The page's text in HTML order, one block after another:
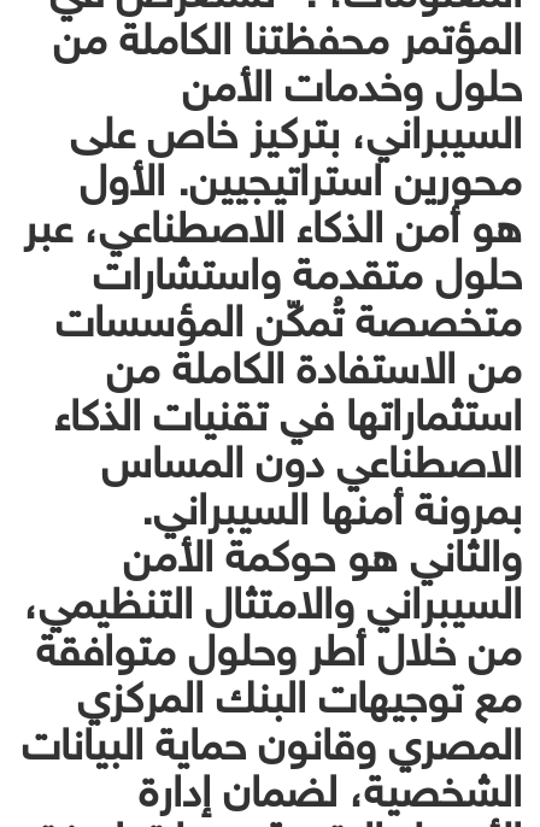
المؤتمر محفظتنا الكاملة من
حلول وخدمات الأمن
السيبراني، بتركيز خاص على
محورين استراتيجيين. الأول
هو أمن الذكاء الاصطناعي، عبر
حلول متقدمة واستشارات
متخصصة تُمكّن المؤسسات
من الاستفادة الكاملة من
استثماراتها في تقنيات الذكاء
الاصطناعي دون المساس
بمرونة أمنها السيبراني.
والثاني هو حوكمة الأمن
السيبراني والامتثال التنظيمي،
من خلال أطر وحلول متوافقة
مع توجيهات البنك المركزي
المصري وقانون حماية البيانات
الشخصية، لضمان إدارة